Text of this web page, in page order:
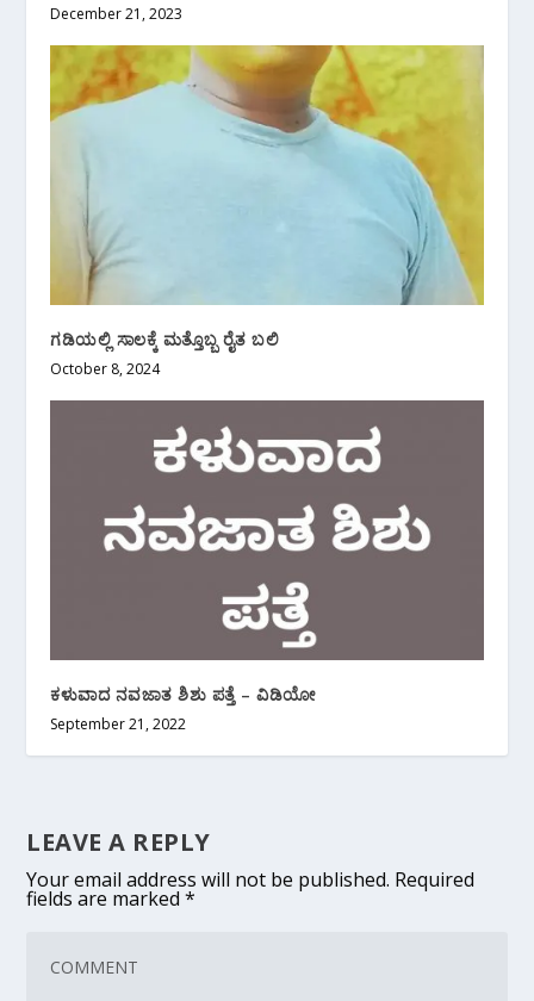
December 21, 2023
ಗಡಿಯಲ್ಲಿ ಸಾಲಕ್ಕೆ ಮತ್ತೊಬ್ಬ ರೈತ ಬಲಿ
October 8, 2024
ಕಳುವಾದ ನವಜಾತ ಶಿಶು ಪತ್ತೆ – ವಿಡಿಯೋ
September 21, 2022
LEAVE A REPLY
Your email address will not be published. Required
fields are marked*